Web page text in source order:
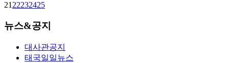
21 22232425
뉴스&공지
대사관공지
태국일일뉴스